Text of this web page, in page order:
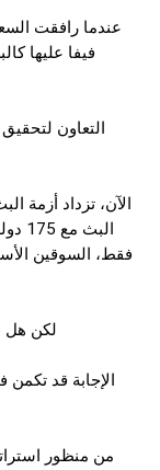
فيفا عليها
فقط، السوقين
لكن هل
الإجابة قد
من منظور